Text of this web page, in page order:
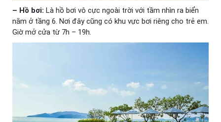
– Hồ bơi: Là hồ bơi vô cực ngoài trời với tầm nhìn ra biển
nằm ở tầng 6. Nơi đây cũng có khu vực bơi riêng cho trẻ em.
Giờ mở cửa từ 7h – 19h.